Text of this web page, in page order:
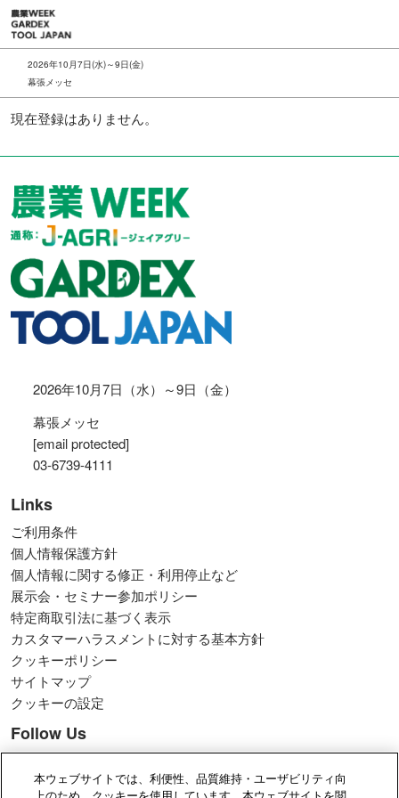
ス
キ
ッ
し
て
2026年10月7日(水)～9日(金)
幕張メッセ
現在登録はありません。
2026年10月7日（水）～9日（金）
幕張メッセ
[email protected]
03-6739-4111
Links
ご利用条件
個人情報保護方針
個人情報に関する修正・利用停止など
展示会・セミナー参加ポリシー
特定商取引法に基づく表示
カスタマーハラスメントに対する基本方針
クッキーポリシー
サイトマップ
クッキーの設定
Follow Us
X（旧Twitter）
本ウェブサイトでは、利便性、品質維持・ユーザビリティ向